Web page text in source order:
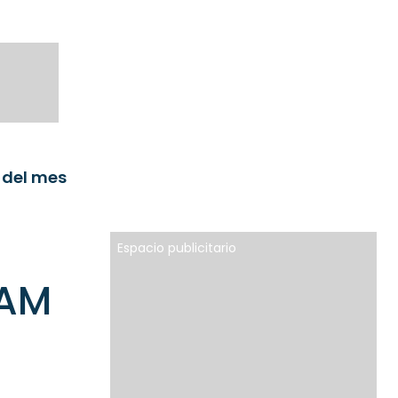
mes
Espacio publicitario